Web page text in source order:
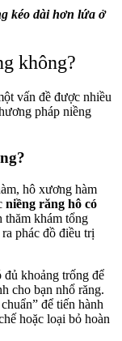
kéo dài hơn lứa ở
không?
vấn đề được nhiều
pháp niềng
hô xương hàm
niềng răng hô có
thăm khám tổng
phác đồ điều trị
đủ khoảng trống để
cho bạn nhổ răng.
để tiến hành
hoặc loại bỏ hoàn